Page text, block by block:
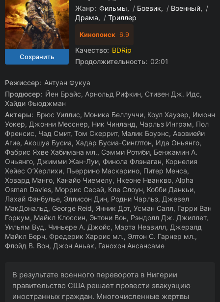
Жанр: Фильмы / Боевик / Военный
/
Драма
/ Триллер
Кинопоиск 6.9
Качество: BDRip
Продолжительность: 02:01
Режиссер: Антуан Фукуа
Продюсер: Йен Брайс, Арнольд Рифкин, Стивен Дж. Идс,
Хайди Фьюджман
Актеры: Брюс Уиллис, Моника Беллуччи, Коул Хаузер, Имонн
Уокер, Джонни Месснер, Ник Чинланд, Чарльз Ингрэм, Пол
Френсис, Чад Смит, Том Скеррит, Малик Боуэнс, Авовиейи
Агие, Акошуа Бусиа, Хадар Бусиа-Синглтон, Ида Оньянго,
Фабрис Яхве Хабимана мл., Сэмми Ротиби, Бенжамин А.
Оньянго, Джимми Жан-Луи, Финола Флэнаган, Корнелия
Хейес О’Херлихи, Пьеррино Маскарино, Питер Менса,
Ховард Манго, Канайо Чиемелу, Нкеоне Нванкво, Alpha
Osman Davies, Моррис Сесай, Кле Слоун, Кобби Данкьи,
Лахай Фанбулье, Эллисон Дин, Родни Чарльз, Джевел
МакДональд, George Reid, Янник Дот, Усман Салл, Гарри Ван
Горкум, Майкл Клоссин, Энтони Вон, Рэндолл Дж. Джиллет,
Уильям Вуд, Чиньере А. Джойс, Марта Неавилл, Джералд
Майкл Берч, Фредерик Харрис мл., Элтон С. Гарнер мл.,
Флойд В. Вон, Джон Аньак, Ганохон Ансансаме
В результате военного переворота в Нигерии
правительство США решает провести эвакуацию
иностранных граждан. Многочисленные жертвы